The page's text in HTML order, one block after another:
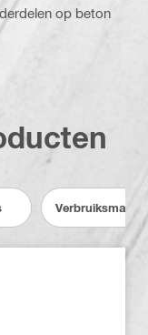
op beton